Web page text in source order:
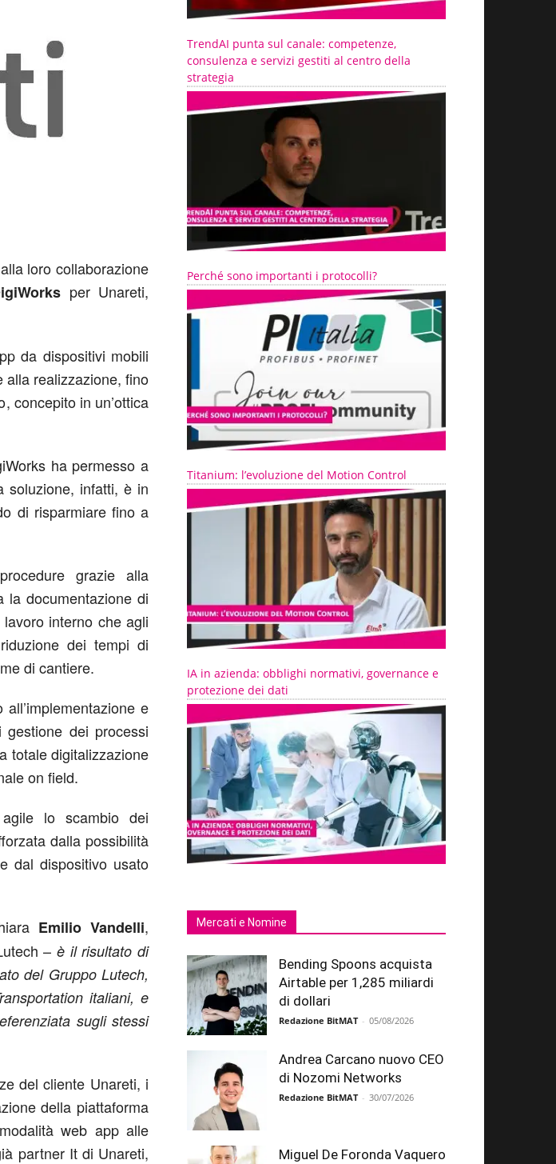
loro collaborazione
per Unareti,
da dispositivi mobili
alla realizzazione, fino
concepito in un’ottica
ha permesso a
soluzione, infatti, è in
di risparmiare fino a
grazie alla
la documentazione di
interno che agli
dei tempi di
di cantiere.
e
dei processi
totale digitalizzazione
on field.
lo scambio dei
dalla possibilità
dal dispositivo usato
Emilio Vandelli,
– è il risultato di
del Gruppo Lutech,
italiani, e
sugli stessi
del cliente Unareti, i
della piattaforma
web app alle
partner It di Unareti,
TrendAI punta sul canale: competenze,
consulenza e servizi gestiti al centro della
strategia
Perché sono importanti i protocolli?
Titanium: l’evoluzione del Motion Control
IA in azienda: obblighi normativi, governance e
protezione dei dati
Mercati e Nomine
Bending Spoons acquista
Airtable per 1,285 miliardi
di dollari
Redazione BitMAT - 05/08/2026
Andrea Carcano nuovo CEO
di Nozomi Networks
Redazione BitMAT - 30/07/2026
Miguel De Foronda Vaquero